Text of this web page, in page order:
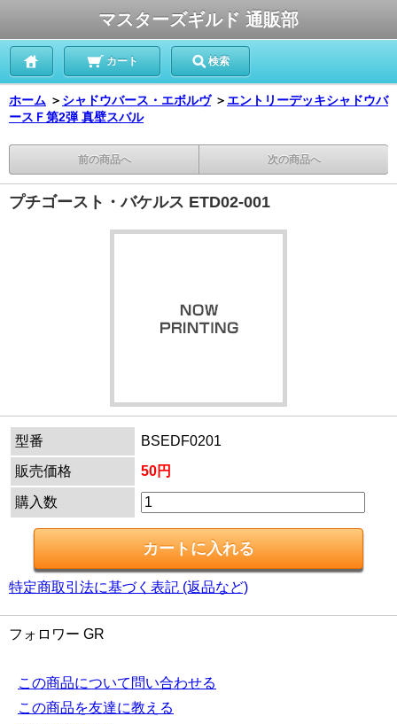
マスターズギルド 通販部
カート 検索
ホーム ＞ シャドウバース・エボルヴ ＞ エントリーデッキシャドウバ
ースＦ第2弾 真壁スバル
前の商品へ 次の商品へ
プチゴースト・バケルス ETD02-001
型番
BSEDF0201
販売価格
50円
購入数
特定商取引法に基づく表記 (返品など)
フォロワー GR
この商品について問い合わせる
この商品を友達に教える